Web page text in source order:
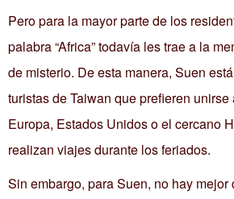
Pero para la mayor parte de los
palabra “Africa” todavía les trae a la
de misterio. De esta manera, Suen
turistas de Taiwan que prefieren
Europa, Estados Unidos o el cercano
realizan viajes durante los feriados.
Sin embargo, para Suen, no hay mejor